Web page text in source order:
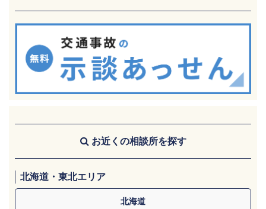
お近くの相談所を探す
北海道・東北エリア
北海道